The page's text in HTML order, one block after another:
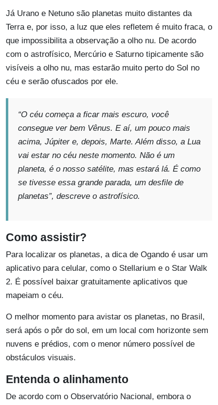
Já Urano e Netuno são planetas muito distantes da
Terra e, por isso, a luz que eles refletem é muito fraca, o
que impossibilita a observação a olho nu. De acordo
com o astrofísico, Mercúrio e Saturno tipicamente são
visíveis a olho nu, mas estarão muito perto do Sol no
céu e serão ofuscados por ele.
“O céu começa a ficar mais escuro, você
consegue ver bem Vênus. E aí, um pouco mais
acima, Júpiter e, depois, Marte. Além disso, a Lua
vai estar no céu neste momento. Não é um
planeta, é o nosso satélite, mas estará lá. É como
se tivesse essa grande parada, um desfile de
planetas”, descreve o astrofísico.
Como assistir?
Para localizar os planetas, a dica de Ogando é usar um
aplicativo para celular, como o Stellarium e o Star Walk
2. É possível baixar gratuitamente aplicativos que
mapeiam o céu.
O melhor momento para avistar os planetas, no Brasil,
será após o pôr do sol, em um local com horizonte sem
nuvens e prédios, com o menor número possível de
obstáculos visuais.
Entenda o alinhamento
De acordo com o Observatório Nacional, embora o